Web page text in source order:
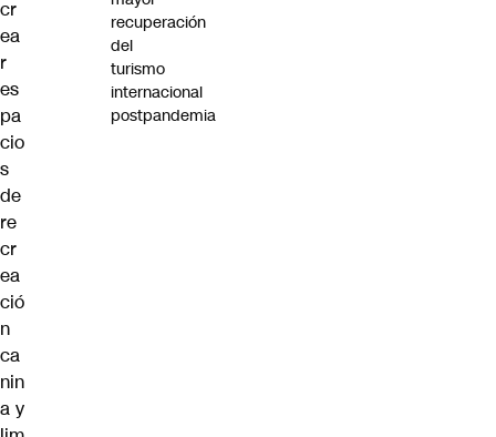
cr
ea
r
es
pa
cio
s
de
re
cr
ea
ció
n
ca
nin
a y
recuperación
del
turismo
internacional
postpandemia